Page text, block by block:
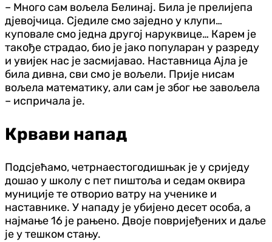
– Много сам вољела Белинај. Била је прелијепа
дјевојчица. Сједиле смо заједно у клупи…
куповале смо једна другој наруквице… Карем је
такође страдао, био је јако популаран у разреду
и увијек нас је засмијавао. Наставница Ајла је
била дивна, сви смо је вољели. Прије нисам
вољела математику, али сам је због ње завољела
– испричала је.
Крвави напад
Подсјећамо, четрнаестогодишњак је у сриједу
дошао у школу с пет пиштоља и седам оквира
муниције те отворио ватру на ученике и
наставнике. У нападу је убијено десет особа, а
најмање 16 је рањено. Двоје повријеђених и даље
је у тешком стању.